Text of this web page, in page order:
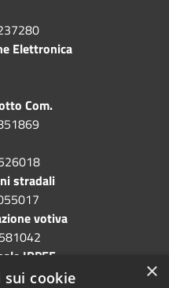
Elettronica
Com.
stradali
votiva
IRPEF
×
cookie